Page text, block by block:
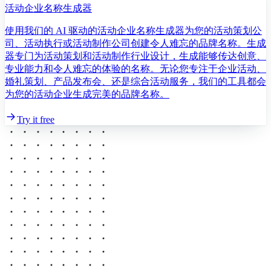
活动企业名称生成器
使用我们的 AI 驱动的活动企业名称生成器为您的活动策划公
司、活动执行或活动制作公司创建令人难忘的品牌名称。生成
器专门为活动策划和活动制作行业设计，生成能够传达创意、
专业能力和令人难忘的体验的名称。无论您专注于企业活动、
婚礼策划、产品发布会、还是综合活动服务，我们的工具都会
为您的活动企业生成完美的品牌名称。
Try it free